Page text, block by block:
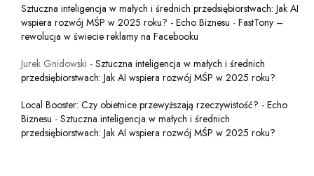
Sztuczna inteligencja w małych i średnich przedsiębiorstwach: Jak AI
wspiera rozwój MŚP w 2025 roku? - Echo Biznesu - FastTony –
rewolucja w świecie reklamy na Facebooku
Jurek Gnidowski - Sztuczna inteligencja w małych i średnich
przedsiębiorstwach: Jak AI wspiera rozwój MŚP w 2025 roku?
Local Booster: Czy obietnice przewyższają rzeczywistość? - Echo
Biznesu - Sztuczna inteligencja w małych i średnich
przedsiębiorstwach: Jak AI wspiera rozwój MŚP w 2025 roku?